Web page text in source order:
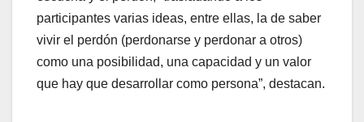
participantes varias ideas, entre ellas, la de saber
vivir el perdón (perdonarse y perdonar a otros)
como una posibilidad, una capacidad y un valor
que hay que desarrollar como persona”, destacan.